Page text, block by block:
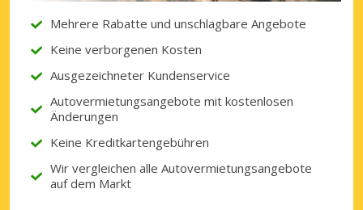
Mehrere Rabatte und unschlagbare Angebote
Keine verborgenen Kosten
Ausgezeichneter Kundenservice
Autovermietungsangebote mit kostenlosen
Änderungen
Keine Kreditkartengebühren
Wir vergleichen alle Autovermietungsangebote
auf dem Markt